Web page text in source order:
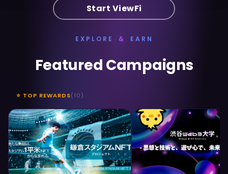
Start ViewFi
EXPLORE & EARN
Featured Campaigns
⭐ TOP REWARDS(10)